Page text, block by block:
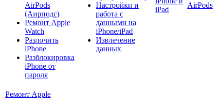
AirPods
(Аирподс)
Ремонт Apple
Watch
Разлочить
iPhone
Разблокировка
iPhone от
пароля
Настройки и
работа с
данными на
iPhone/iPad
Извлечение
данных
iPad
AirPods
Ремонт Apple